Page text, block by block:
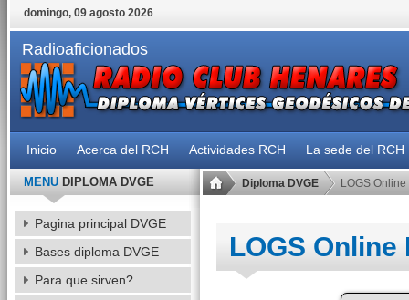
domingo, 09 agosto 2026
Radioaficionados
Inicio Acerca del RCH Actividades RCH La sede del RCH
Diploma DVGE LOGS Online
LOGS Online
MENUDIPLOMA DVGE
Pagina principal DVGE
Bases diploma DVGE
Para que sirven?